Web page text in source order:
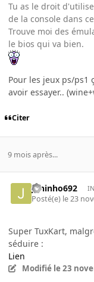
Tu as le droit
de la console dans
Trouve moi des
le bios qui va bien.
Pour les jeux ps/ps1
avoir essayer..
Citer
9 mois après...
juninho692
Posté(e) le 23
Super TuxKart,
séduire :
Lien
Modifié le 23